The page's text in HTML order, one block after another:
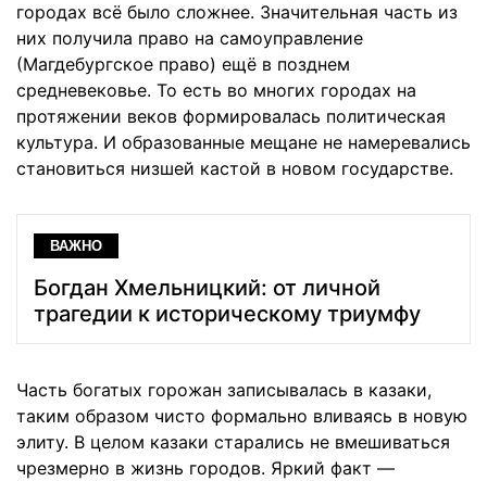
городах всё было сложнее. Значительная часть из
них получила право на самоуправление
(Магдебургское право) ещё в позднем
средневековье. То есть во многих городах на
протяжении веков формировалась политическая
культура. И образованные мещане не намеревались
становиться низшей кастой в новом государстве.
ВАЖНО
Богдан Хмельницкий: от личной
трагедии к историческому триумфу
Часть богатых горожан записывалась в казаки,
таким образом чисто формально вливаясь в новую
элиту. В целом казаки старались не вмешиваться
чрезмерно в жизнь городов. Яркий факт —